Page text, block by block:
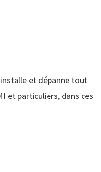
installe et dépanne tout
et particuliers, dans ces